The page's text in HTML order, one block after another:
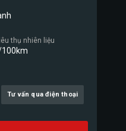
thụ nhiên liệu
Tư vấn qua điện thoại